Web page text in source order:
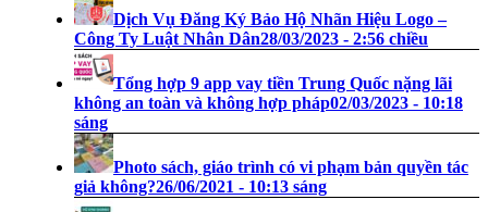
Dịch Vụ Đăng Ký Bảo Hộ Nhãn Hiệu Logo –
Công Ty Luật Nhân Dân28/03/2023 - 2:56 chiều
Tổng hợp 9 app vay tiền Trung Quốc nặng lãi
không an toàn và không hợp pháp02/03/2023 - 10:18
sáng
Photo sách, giáo trình có vi phạm bản quyền tác
giả không?26/06/2021 - 10:13 sáng